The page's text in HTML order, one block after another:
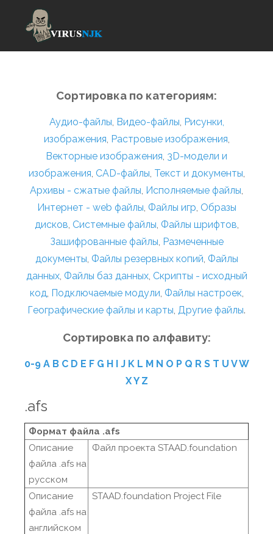
Сортировка по категориям:
Аудио-файлы, Видео-файлы, Рисунки,
изображения, Растровые изображения,
Векторные изображения, 3D-модели и
изображения, CAD-файлы, Текст и документы,
Архивы - сжатые файлы, Исполняемые файлы,
Интернет - web файлы, Файлы игр, Образы
дисков, Системные файлы, Файлы шрифтов,
Зашифрованные файлы, Размеченные
документы, Файлы резервных копий, Файлы
данных, Файлы баз данных, Скрипты - исходный
код, Подключаемые модули, Файлы настроек,
Географические файлы и карты, Другие файлы.
Сортировка по алфавиту:
0-9 A B C D E F G H I J K L M N O P Q R S T U VW
XY Z
.afs
Формат файла .afs
Описание
файла .afs на
русском
Файл проекта STAAD.foundation
Описание
файла .afs на
английском
STAAD.foundation Project File